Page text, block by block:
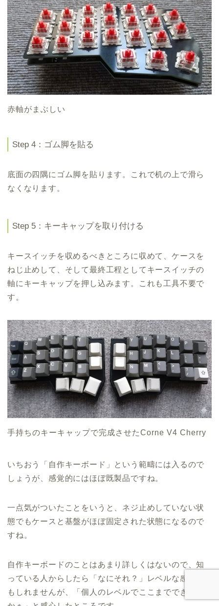
赤軸がまぶしい
Step 4：ゴム脚を貼る
底面の四隅にゴム脚を貼ります。これで机の上で滑ら
なくなります。
Step 5：キーキャップを取り付ける
キースイッチを収めるべきところに収めて、ケースを
ねじ止めして、そして最終工程としてキースイッチの
軸にキーキャップを押し込みます。これも工具不要で
す。
手持ちのキーキャップで完成させたCorne V4 Cherry
いちおう「自作キーボード」という範疇には入るので
しょうが、感覚的にはほぼ既製品ですね。
一点気がついたことをいうと、ネジ止めしていない状
態でもケースと基盤がほぼ固定された状態になるので
すね。
自作キーボードのことはあまり詳しくはないので、知
っている人からしたら「なにそれ？」レベルな感想か
もしれませんが、「個人のレベルでここまでできるの